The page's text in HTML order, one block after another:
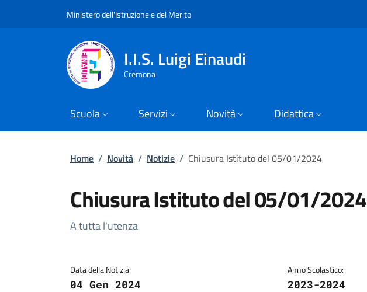
Ministero dell'Istruzione e del MeritoSlim top
I.I.S. Luigi Einaudi
Cremona
Scuola Servizi Novità Didattica
Briciole di pane
Home / Novità / Notizie / Chiusura Istituto del 05/01/2024
Chiusura Istituto del 05/01/2024
Dettagli della Notizia
A tutta l'utenza
Data della Notizia:
04 Gen 2024
Anno Scolastico:
2023-2024